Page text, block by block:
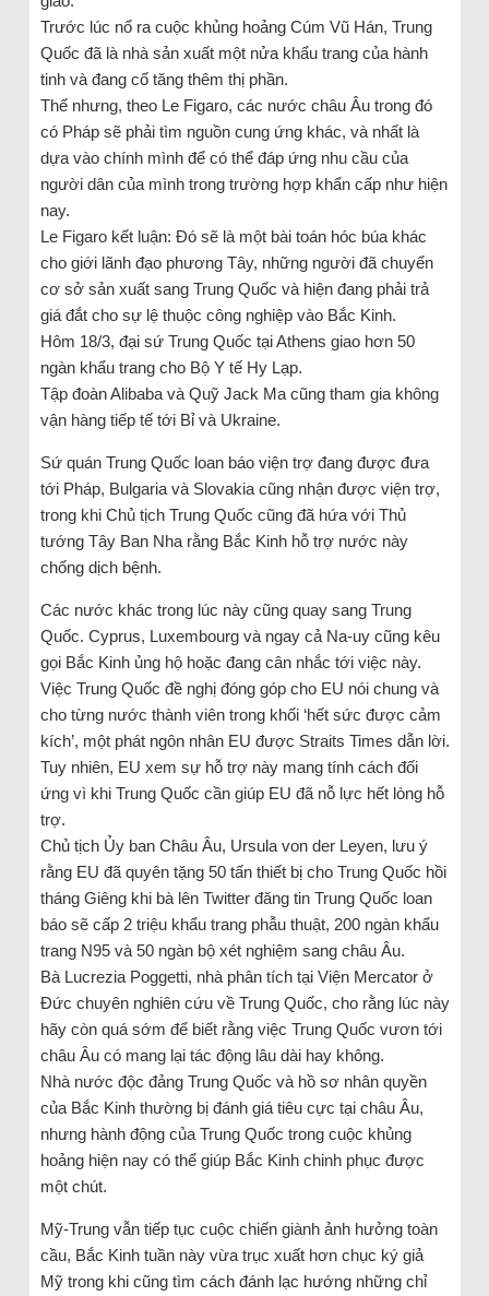
Trước lúc nổ ra cuộc khủng hoảng Cúm Vũ Hán, Trung
Quốc đã là nhà sản xuất một nửa khẩu trang của hành
tinh và đang cố tăng thêm thị phần.
Thế nhưng, theo Le Figaro, các nước châu Âu trong đó
có Pháp sẽ phải tìm nguồn cung ứng khác, và nhất là
dựa vào chính mình để có thể đáp ứng nhu cầu của
người dân của mình trong trường hợp khẩn cấp như hiện
nay.
Le Figaro kết luận: Đó sẽ là một bài toán hóc búa khác
cho giới lãnh đạo phương Tây, những người đã chuyển
cơ sở sản xuất sang Trung Quốc và hiện đang phải trả
giá đắt cho sự lệ thuộc công nghiệp vào Bắc Kinh.
Hôm 18/3, đại sứ Trung Quốc tại Athens giao hơn 50
ngàn khẩu trang cho Bộ Y tế Hy Lạp.
Tập đoàn Alibaba và Quỹ Jack Ma cũng tham gia không
vận hàng tiếp tế tới Bỉ và Ukraine.
Sứ quán Trung Quốc loan báo viện trợ đang được đưa
tới Pháp, Bulgaria và Slovakia cũng nhận được viện trợ,
trong khi Chủ tịch Trung Quốc cũng đã hứa với Thủ
tướng Tây Ban Nha rằng Bắc Kinh hỗ trợ nước này
chống dịch bệnh.
Các nước khác trong lúc này cũng quay sang Trung
Quốc. Cyprus, Luxembourg và ngay cả Na-uy cũng kêu
gọi Bắc Kinh ủng hộ hoặc đang cân nhắc tới việc này.
Việc Trung Quốc đề nghị đóng góp cho EU nói chung và
cho từng nước thành viên trong khối ‘hết sức được cảm
kích’, một phát ngôn nhân EU được Straits Times dẫn lời.
Tuy nhiên, EU xem sự hỗ trợ này mang tính cách đối
ứng vì khi Trung Quốc cần giúp EU đã nỗ lực hết lòng hỗ
trợ.
Chủ tịch Ủy ban Châu Âu, Ursula von der Leyen, lưu ý
rằng EU đã quyên tặng 50 tấn thiết bị cho Trung Quốc hồi
tháng Giêng khi bà lên Twitter đăng tin Trung Quốc loan
báo sẽ cấp 2 triệu khẩu trang phẫu thuật, 200 ngàn khẩu
trang N95 và 50 ngàn bộ xét nghiệm sang châu Âu.
Bà Lucrezia Poggetti, nhà phân tích tại Viện Mercator ở
Đức chuyên nghiên cứu về Trung Quốc, cho rằng lúc này
hãy còn quá sớm để biết rằng việc Trung Quốc vươn tới
châu Âu có mang lại tác động lâu dài hay không.
Nhà nước độc đảng Trung Quốc và hồ sơ nhân quyền
của Bắc Kinh thường bị đánh giá tiêu cực tại châu Âu,
nhưng hành động của Trung Quốc trong cuộc khủng
hoảng hiện nay có thể giúp Bắc Kinh chinh phục được
một chút.
Mỹ-Trung vẫn tiếp tục cuộc chiến giành ảnh hưởng toàn
cầu, Bắc Kinh tuần này vừa trục xuất hơn chục ký giả
Mỹ trong khi cũng tìm cách đánh lạc hướng những chỉ